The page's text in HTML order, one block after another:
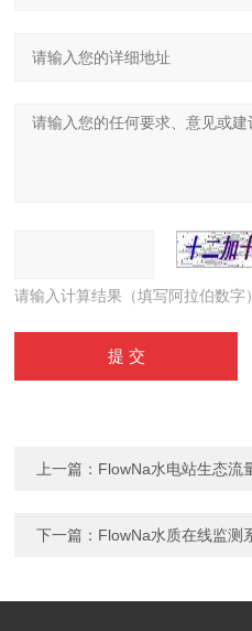
请输入计算结果（填写阿拉伯数字
上一篇： FlowNa水电站生态流
下一篇： FlowNa水质在线监测